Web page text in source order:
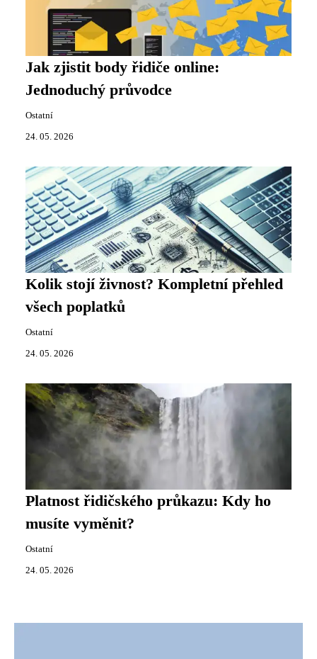
Jak zjistit body řidiče online:
Jednoduchý průvodce
Ostatní
24. 05. 2026
Kolik stojí živnost? Kompletní přehled
všech poplatků
Ostatní
24. 05. 2026
Platnost řidičského průkazu: Kdy ho
musíte vyměnit?
Ostatní
24. 05. 2026